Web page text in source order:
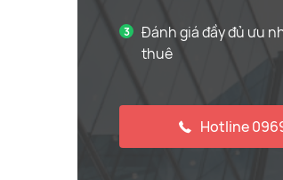
Đánh giá đầy đủ ưu
thuê
Hotline